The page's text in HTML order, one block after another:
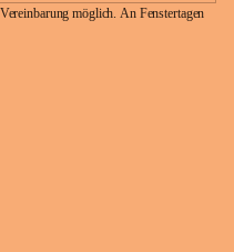
möglich. An Fenstertagen